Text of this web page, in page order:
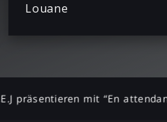
Louane
präsentieren mit “En